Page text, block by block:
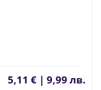
5,11 € | 9,99 лв.